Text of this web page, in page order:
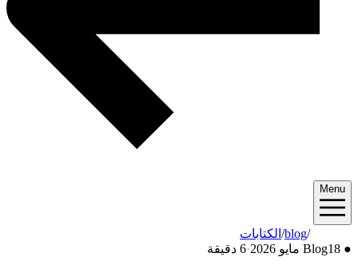
Menu
الكتابات/blog
●
Blog18 مايو 2026 ·6 دقيقة